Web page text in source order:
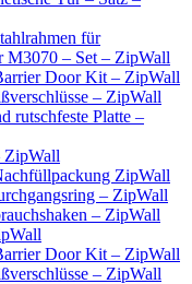
für
M3070 – Set – ZipWall
Door Kit – ZipWall
– ZipWall
rutschfeste Platte –
ZipWall
ZipWall
– ZipWall
– ZipWall
Door Kit – ZipWall
– ZipWall